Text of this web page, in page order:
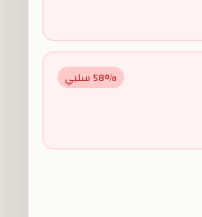
58% سلبي